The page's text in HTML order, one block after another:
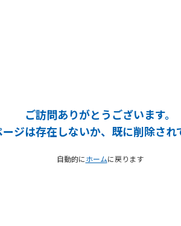
ご訪問ありがとうございます。
ージは存在しないか、既に削除され
自動的にホームに戻ります